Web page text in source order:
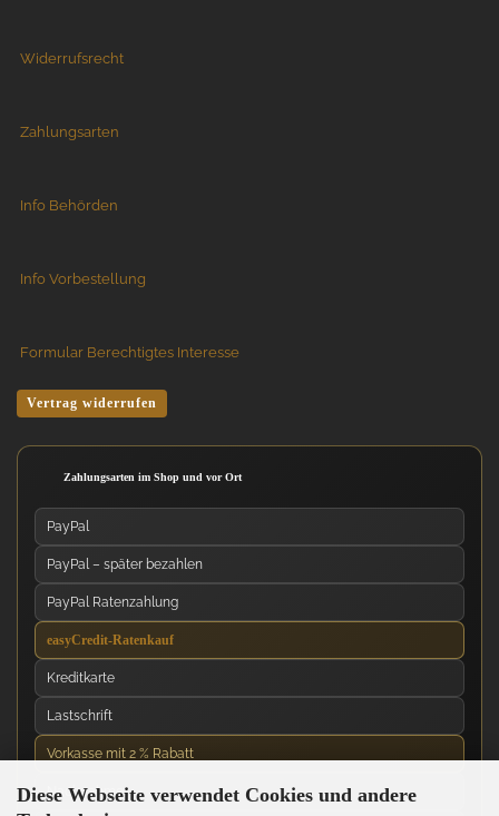
Diese Webseite verwendet Cookies und andere
Widerrufsrecht
Zahlungsarten
Info Behörden
Info Vorbestellung
Formular Berechtigtes Interesse
Vertrag widerrufen
Zahlungsarten im Shop und vor Ort
PayPal
PayPal – später bezahlen
PayPal Ratenzahlung
easyCredit-Ratenkauf
Kreditkarte
Lastschrift
Vorkasse mit 2 % Rabatt
Nachnahme